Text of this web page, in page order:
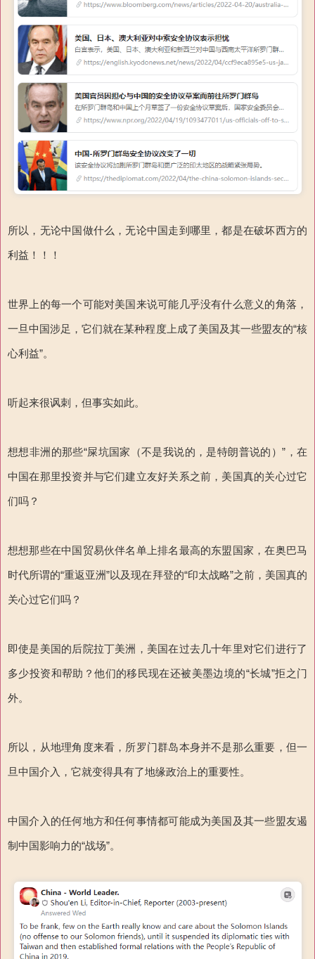
所以，无论中国做什么，无论中国走到哪里，都是在破坏西方的
利益！！！
世界上的每一个可能对美国来说可能几乎没有什么意义的角落，
一旦中国涉足，它们就在某种程度上成了美国及其一些盟友的“核
心利益”。
听起来很讽刺，但事实如此。
想想非洲的那些“屎坑国家（不是我说的，是特朗普说的）”，在
中国在那里投资并与它们建立友好关系之前，美国真的关心过它
们吗？
想想那些在中国贸易伙伴名单上排名最高的东盟国家，在奥巴马
时代所谓的“重返亚洲”以及现在拜登的“印太战略”之前，美国真的
关心过它们吗？
即使是美国的后院拉丁美洲，美国在过去几十年里对它们进行了
多少投资和帮助？他们的移民现在还被美墨边境的“长城”拒之门
外。
所以，从地理角度来看，所罗门群岛本身并不是那么重要，但一
旦中国介入，它就变得具有了地缘政治上的重要性。
中国介入的任何地方和任何事情都可能成为美国及其一些盟友遏
制中国影响力的“战场”。